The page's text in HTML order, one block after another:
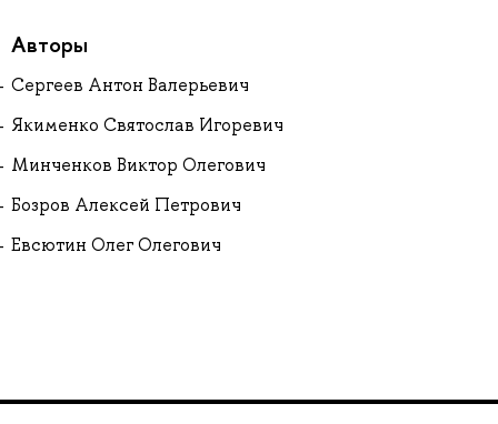
Авторы
Сергеев Антон Валерьевич
Якименко Святослав Игоревич
Минченков Виктор Олегович
Бозров Алексей Петрович
Евсютин Олег Олегович